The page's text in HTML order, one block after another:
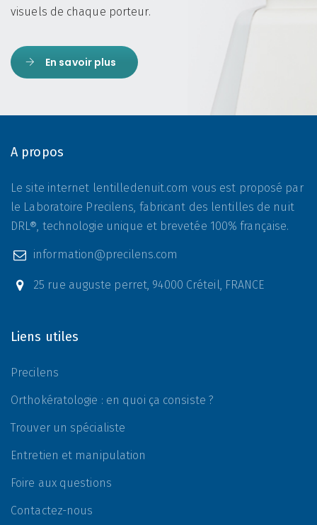
visuels de chaque porteur.
En savoir plus
A propos
Le site internet lentilledenuit.com vous est proposé par
le Laboratoire Precilens, fabricant des lentilles de nuit
DRL®, technologie unique et brevetée 100% française.
information@precilens.com
25 rue auguste perret, 94000 Créteil, FRANCE
Liens utiles
Precilens
Orthokératologie : en quoi ça consiste ?
Trouver un spécialiste
Entretien et manipulation
Foire aux questions
Contactez-nous